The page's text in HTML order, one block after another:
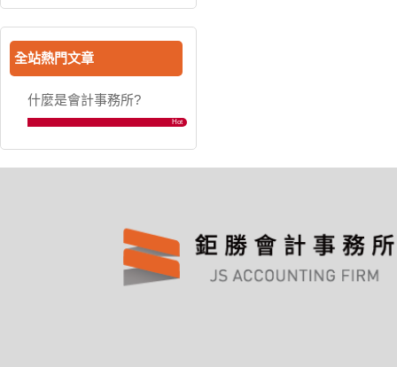
全站熱門文章
什麼是會計事務所?
Hot